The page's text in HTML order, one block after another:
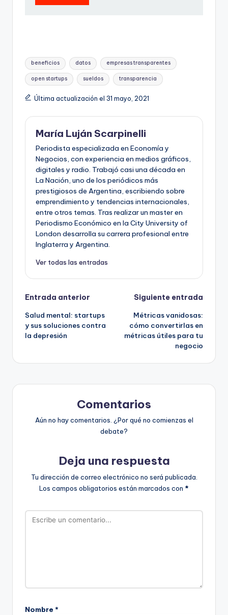
Etiquetas:
beneficios datos empresas transparentes
open startups sueldos transparencia
Última actualización el 31 mayo, 2021
María Luján Scarpinelli
Periodista especializada en Economía y
Negocios, con experiencia en medios gráficos,
digitales y radio. Trabajó casi una década en
La Nación, uno de los periódicos más
prestigiosos de Argentina, escribiendo sobre
emprendimiento y tendencias internacionales,
entre otros temas. Tras realizar un master en
Periodismo Económico en la City University of
London desarrolla su carrera profesional entre
Inglaterra y Argentina.
Ver todas las entradas
Navegación
de
entradas
Entrada anterior
Salud mental: startups
y sus soluciones contra
la depresión
Siguiente entrada
Métricas vanidosas:
cómo convertirlas en
métricas útiles para tu
negocio
Comentarios
Aún no hay comentarios. ¿Por qué no comienzas el
debate?
Deja una respuesta
Tu dirección de correo electrónico no será publicada.
Los campos obligatorios están marcados con *
Nombre *